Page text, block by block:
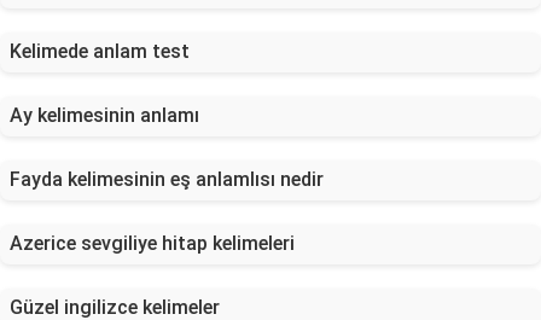
Kelimede anlam test
Ay kelimesinin anlamı
Fayda kelimesinin eş anlamlısı nedir
Azerice sevgiliye hitap kelimeleri
Güzel ingilizce kelimeler